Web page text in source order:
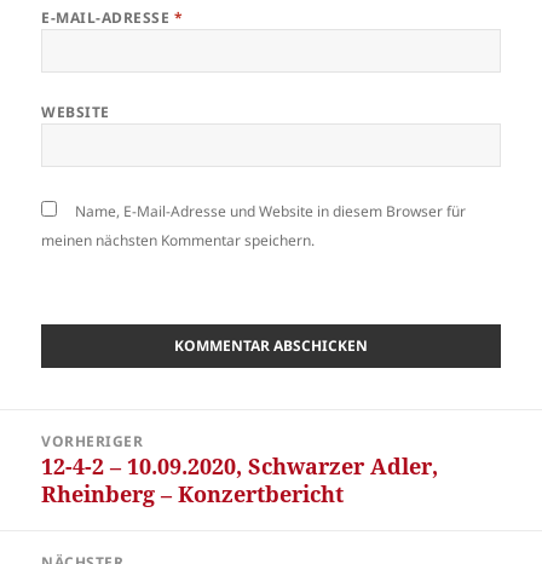
E-MAIL-ADRESSE *
WEBSITE
Name, E-Mail-Adresse und Website in diesem Browser für
meinen nächsten Kommentar speichern.
VORHERIGER
Vorheriger
Beitrag:
12-4-2 – 10.09.2020, Schwarzer Adler,
Rheinberg – Konzertbericht